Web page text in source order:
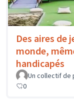
Des aires de
monde,
handicapés
Un collectif de
0